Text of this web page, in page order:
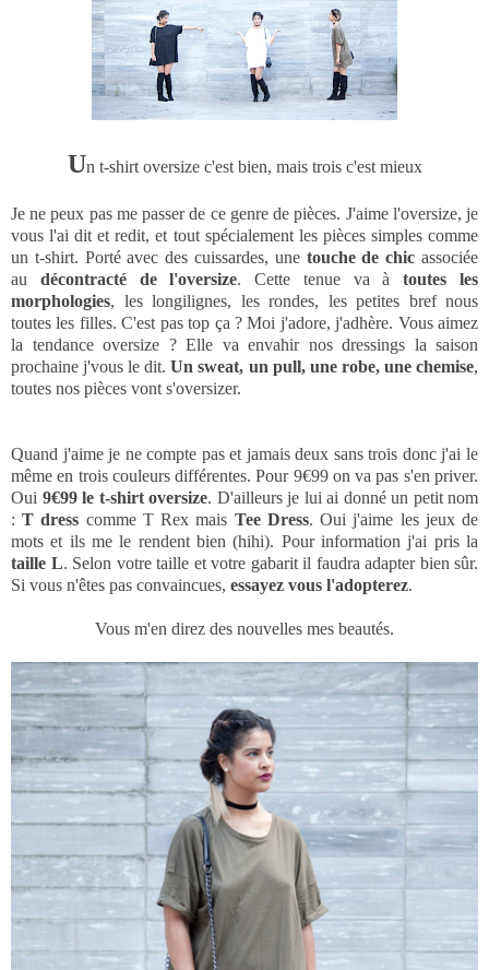
Un t-shirt oversize c'est bien, mais trois c'est mieux
Je ne peux pas me passer de ce genre de pièces. J'aime l'oversize, je
vous l'ai dit et redit, et tout spécialement les pièces simples comme
un t-shirt. Porté avec des cuissardes, une touche de chic associée
au décontracté de l'oversize. Cette tenue va àtoutes les
morphologies, les longilignes, les rondes, les petites bref nous
toutes les filles. C'est pas top ça ? Moi j'adore, j'adhère. Vous aimez
la tendance oversize ? Elle va envahir nos dressings la saison
prochaine j'vous le dit.Un sweat, un pull, une robe, une chemise,
toutes nos pièces vont s'oversizer.
Quand j'aime je ne compte pas et jamais deux sans trois donc j'ai le
même en trois couleurs différentes. Pour 9€99 on va pas s'en priver.
Oui 9€99 le t-shirt oversize. D'ailleurs je lui ai donné un petit nom
: T dress comme T Rex mais Tee Dress. Oui j'aime les jeux de
mots et ils me le rendent bien (hihi). Pour information j'ai pris la
taille L. Selon votre taille et votre gabarit il faudra adapter bien sûr.
Si vous n'êtes pas convaincues, essayez vous l'adopterez.
Vous m'en direz des nouvelles mes beautés.